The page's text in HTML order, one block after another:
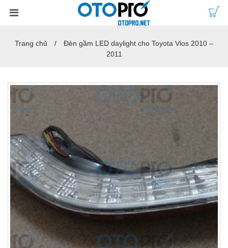
Trang chủ
Đèn gầm LED daylight cho Toyota Vios 2010 –
2011